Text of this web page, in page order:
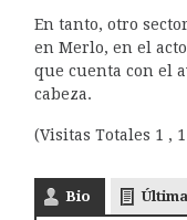
En tanto, otro
en Merlo, en el
que cuenta con el
cabeza.
(Visitas Totales 1 ,
Bio